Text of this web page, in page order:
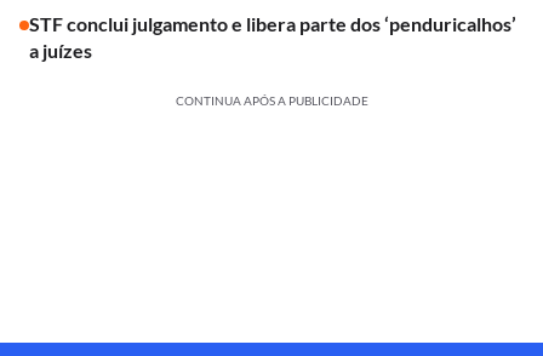
STF conclui julgamento e libera parte dos ‘penduricalhos’
a juízes
CONTINUA APÓS A PUBLICIDADE